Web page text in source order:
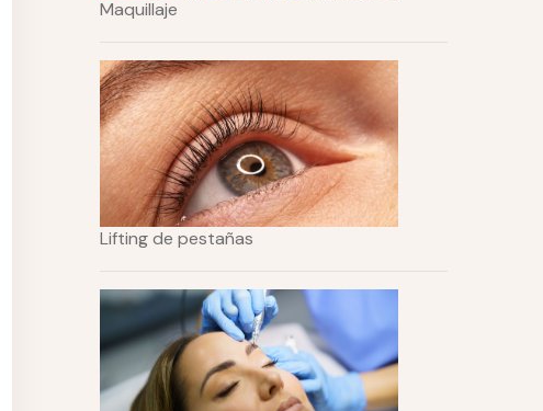
Maquillaje
Lifting de pestañas